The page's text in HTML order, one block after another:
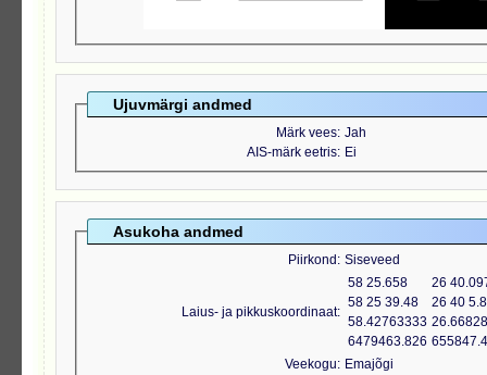
Ujuvmärgi andmed
Märk vees Jah
AIS-märk eetris Ei
Asukoha andmed
Piirkond Siseveed
Laius- ja pikkuskoordinaat
58 25.658
26
58 25 39.48
26 40
58.42763333
6479463.826
Veekogu
Emajõgi